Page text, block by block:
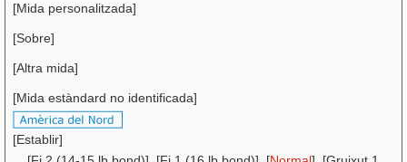
[Mida personalitzada]
[Sobre]
[Altra mida]
[Mida estàndard no identificada]
[Establir]